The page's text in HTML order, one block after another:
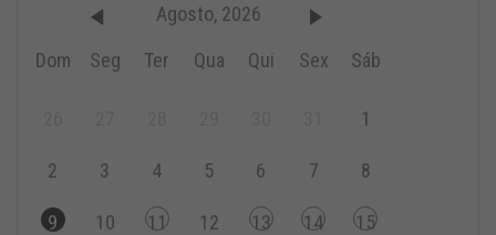
Agosto, 2026
Dom
Seg Ter Qua Qui Sex Sáb
1
2 3 4 5 6 7 8
9 10 11 12 13 14 15